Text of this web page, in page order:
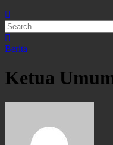
Berita
Ketua